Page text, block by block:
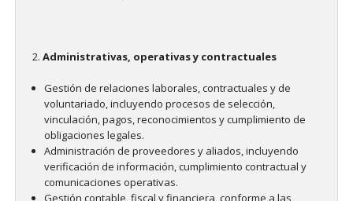
Administrativas, operativas y contractuales
Gestión de relaciones laborales, contractuales y de
voluntariado, incluyendo procesos de selección,
vinculación, pagos, reconocimientos y cumplimiento de
obligaciones legales.
Administración de proveedores y aliados, incluyendo
verificación de información, cumplimiento contractual y
comunicaciones operativas.
Gestión contable, fiscal y financiera, conforme a las